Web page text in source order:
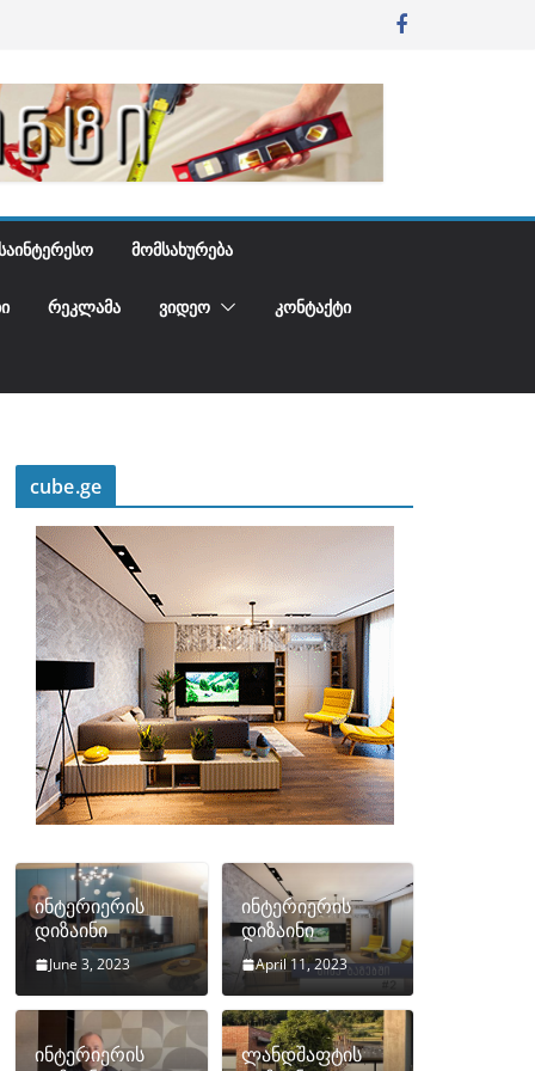
ᲡᲐᲘᲜᲢᲔᲠᲔᲡᲝ ᲛᲝᲛᲡᲐᲮᲣᲠᲔᲑᲐ
ᲠᲔᲙᲚᲐᲛᲐ ᲕᲘᲓᲔᲝ ᲙᲝᲜᲢᲐᲥᲢᲘ
cube.ge
ინტერიერის
დიზაინი
June 3, 2023
ინტერიერის
დიზაინი
April 11, 2023
ინტერიერის
ლანდშაფტის